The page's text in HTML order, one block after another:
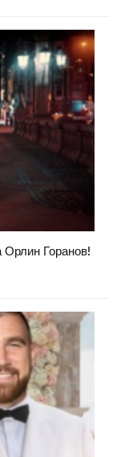
Орлин Горанов!